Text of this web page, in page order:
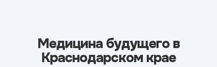
Медицина будущего в
Краснодарском крае